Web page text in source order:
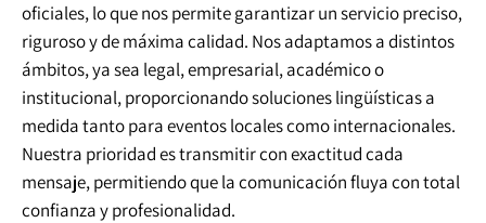
oficiales, lo que nos permite garantizar un servicio preciso,
riguroso y de máxima calidad. Nos adaptamos a distintos
ámbitos, ya sea legal, empresarial, académico o
institucional, proporcionando soluciones lingüísticas a
medida tanto para eventos locales como internacionales.
Nuestra prioridad es transmitir con exactitud cada
mensaje, permitiendo que la comunicación fluya con total
confianza y profesionalidad.